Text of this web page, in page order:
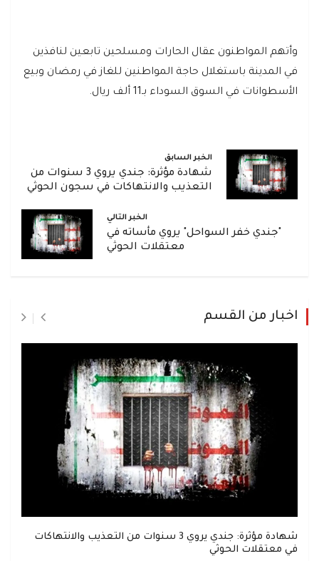
وأتهم المواطنون عقال الحارات ومسلحين تابعين لنافذين
في المدينة باستغلال حاجة المواطنين للغاز في رمضان وبيع
الأسطوانات في السوق السوداء بـ11 ألف ريال.
الخبر السابق
شهادة مؤثرة: جندي يروي 3 سنوات من
التعذيب والانتهاكات في سجون الحوثي
الخبر التالي
"جندي خفر السواحل" يروي مأساته في
معتقلات الحوثي
اخبار من القسم
شهادة مؤثرة: جندي يروي 3 سنوات من التعذيب والانتهاكات
في معتقلات الحوثي